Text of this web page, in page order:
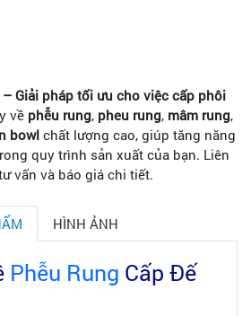
Giải pháp tối ưu cho việc cấp phôi
về phễu rung, pheu rung, mâm rung,
bowl chất lượng cao, giúp tăng năng
quy trình sản xuất của bạn. Liên
vấn và báo giá chi tiết.
HÌNH ẢNH
Phễu Rung Cấp Đế